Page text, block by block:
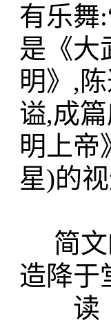
有乐舞
是《大
明》,
谥,成
明上
星)的
简文
造降于
读《